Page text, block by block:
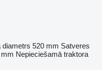
diametrs 520 mm Satveres
mm Nepieciešamā traktora